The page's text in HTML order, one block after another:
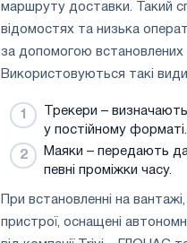
маршруту доставки. Такий
відомостях та низька
за допомогою встановлених
Використовуються такі
Трекери –
у постійному форматі.
Маяки – передають
певні проміжки часу.
При встановленні на
пристрої, оснащені